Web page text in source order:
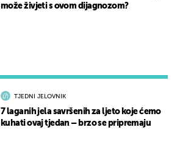
TJEDNI JELOVNIK
7 laganih jela savršenih za ljeto koje ćemo
kuhati ovaj tjedan – brzo se pripremaju
može živjeti s ovom dijagnozom?